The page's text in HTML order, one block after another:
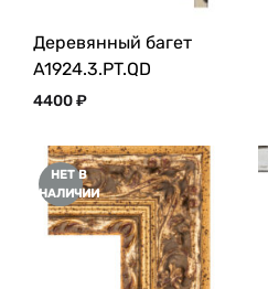
Деревянный багет
A1924.3.PT.QD
4400₽
НЕТ В
НАЛИЧИИ